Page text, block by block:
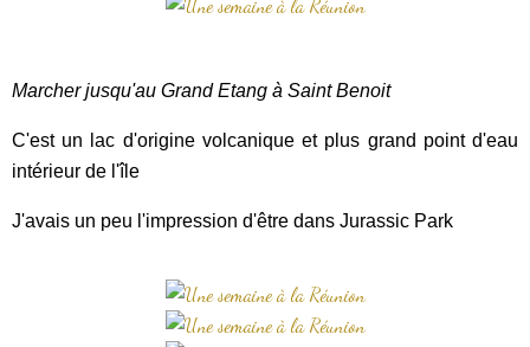
Marcher jusqu'au Grand Etang à Saint Benoit
C'est un lac d'origine volcanique et plus grand point d'eau
intérieur de l'île
J'avais un peu l'impression d'être dans Jurassic Park